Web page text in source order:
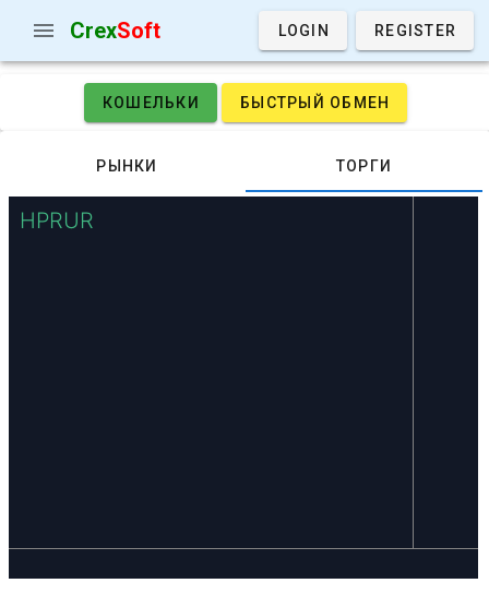
CrexSoft LOGIN REGISTER
КОШЕЛЬКИ БЫСТРЫЙ ОБМЕН
РЫНКИ ТОРГИ
HPRUR